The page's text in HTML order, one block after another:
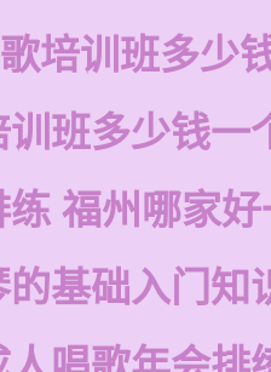
培训班多少
训班多少钱一
练 福州哪家
的基础入门知